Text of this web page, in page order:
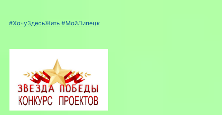
#ХочуЗдесьЖить #МойЛипецк